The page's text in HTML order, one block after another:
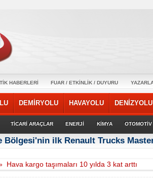
HABERLERİ FUAR / ETKİNLİK / DUYURU
DEMİRYOLU HAVAYOLU DENİZYOLU
TİCARİ ARAÇLAR ENERJİ KİMYA OTOMOTİV
Bölgesi'nin ilk Renault Trucks
Hava kargo taşımaları 10 yılda 3 kat arttı